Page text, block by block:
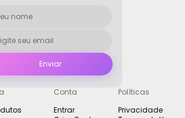
Conta
Entrar
Políticas
Privacidade